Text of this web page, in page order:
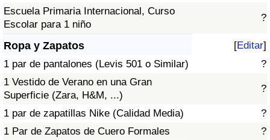
Escuela Primaria Internacional, Curso
Escolar para 1 niño
?
Ropa y Zapatos [Editar]
1 par de pantalones (Levis 501 o Similar)
?
1 Vestido de Verano en una Gran
Superficie (Zara, H&M, ...)
?
1 par de zapatillas Nike (Calidad Media)
?
1 Par de Zapatos de Cuero Formales
?